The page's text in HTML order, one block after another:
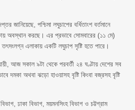
জানিয়েছে, পশ্চিমা লঘুচাপের বর্ধিতাংশ বর্তমানে
অবস্থান করছে। এর প্রভাবে সোমবারের (১১ মে)
তৎসংলগ্ন এলাকায় একটি লঘুচাপ সৃষ্টি হতে পারে।
আজ সকাল ৯টা থেকে পরবর্তী ২৪ ঘণ্টায় দেশের সব
দমকা অথবা ঝড়ো হাওয়াসহ বৃষ্টি কিংবা বজ্রসহ বৃষ্টি
ঢাকা বিভাগ, ময়মনসিংহ বিভাগ ও চট্টগ্রাম